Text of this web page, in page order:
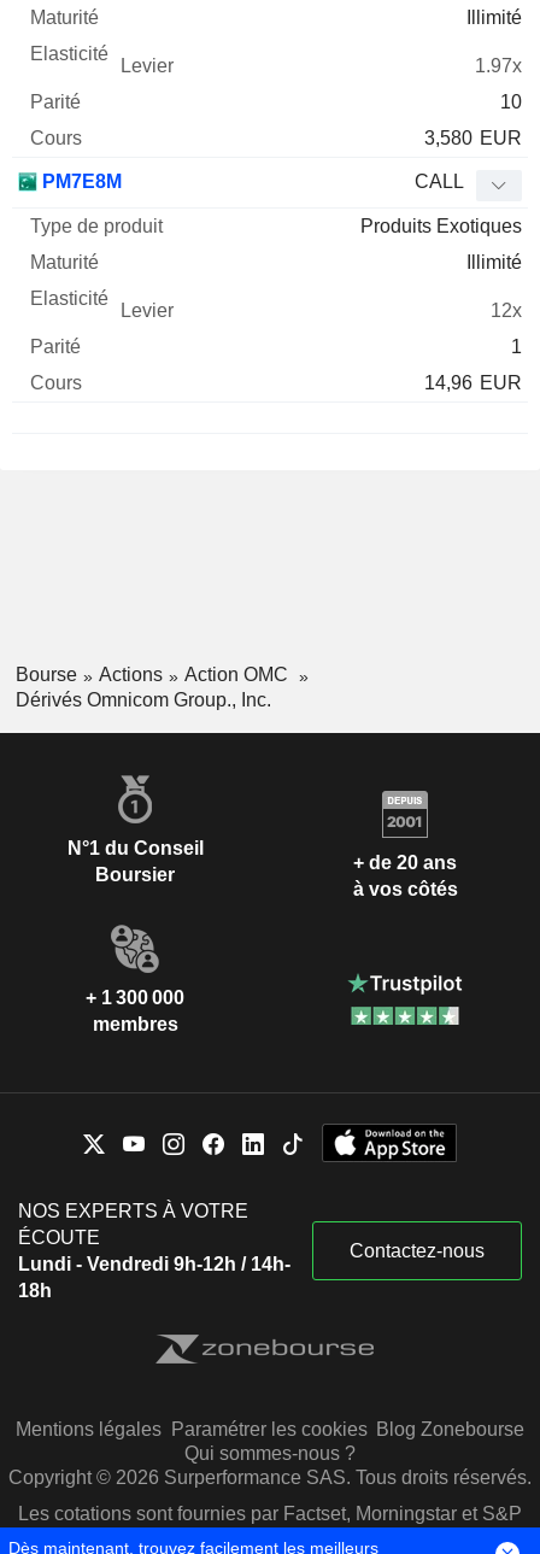
Illimité
1.97x
10
3,580 EUR
PM7E8M CALL
Produits Exotiques
Illimité
12x
1
14,96 EUR
Bourse Actions
Action OMC
Dérivés Omnicom Group., Inc.
N°1 du Conseil
Boursier
+ de 20 ans
à vos côtés
+ 1 300 000
membres
NOS EXPERTS À VOTRE
ÉCOUTE
Lundi - Vendredi 9h-12h / 14h-
18h
Contactez-nous
Mentions légales Paramétrer les cookies Blog Zonebourse
Qui sommes-nous ?
Copyright © 2026 Surperformance SAS. Tous droits réservés.
Les cotations sont fournies par Factset, Morningstar et S&P
Capital IQ
Dès maintenant, trouvez facilement les meilleurs